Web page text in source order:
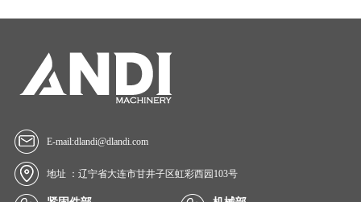
E-mail:dlandi@dlandi.com
地址 ：辽宁省大连市甘井子区虹彩西园103号